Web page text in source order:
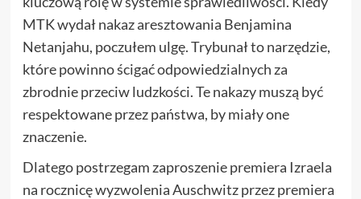
MTK wydał nakaz aresztowania Benjamina
Netanjahu, poczułem ulgę. Trybunał to narzędzie,
które powinno ścigać odpowiedzialnych za
zbrodnie przeciw ludzkości. Te nakazy muszą być
respektowane przez państwa, by miały one
znaczenie.
Dlatego postrzegam zaproszenie premiera Izraela
na rocznicę wyzwolenia Auschwitz przez premiera